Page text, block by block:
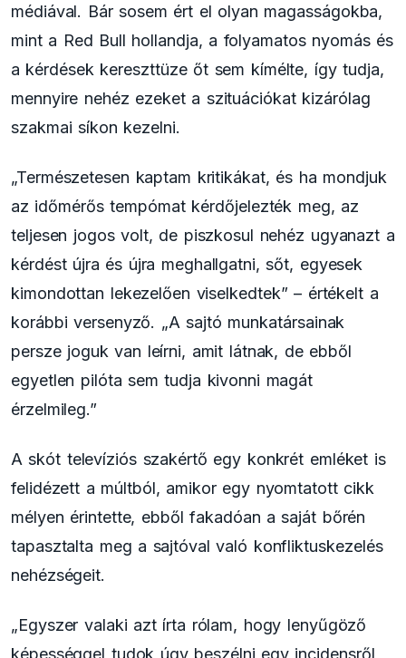
médiával. Bár sosem ért el olyan magasságokba,
mint a Red Bull hollandja, a folyamatos nyomás és
a kérdések kereszttüze őt sem kímélte, így tudja,
mennyire nehéz ezeket a szituációkat kizárólag
szakmai síkon kezelni.
„Természetesen kaptam kritikákat, és ha mondjuk
az időmérős tempómat kérdőjelezték meg, az
teljesen jogos volt, de piszkosul nehéz ugyanazt a
kérdést újra és újra meghallgatni, sőt, egyesek
kimondottan lekezelően viselkedtek” – értékelt a
korábbi versenyző. „A sajtó munkatársainak
persze joguk van leírni, amit látnak, de ebből
egyetlen pilóta sem tudja kivonni magát
érzelmileg.”
A skót televíziós szakértő egy konkrét emléket is
felidézett a múltból, amikor egy nyomtatott cikk
mélyen érintette, ebből fakadóan a saját bőrén
tapasztalta meg a sajtóval való konfliktuskezelés
nehézségeit.
„Egyszer valaki azt írta rólam, hogy lenyűgöző